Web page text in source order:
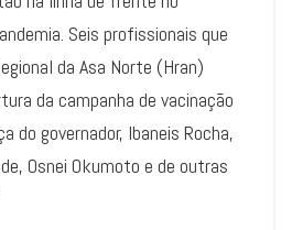
Seis profissionais que
da Asa Norte (Hran)
da campanha de vacinação
do governador, Ibaneis Rocha,
Osnei Okumoto e de outras